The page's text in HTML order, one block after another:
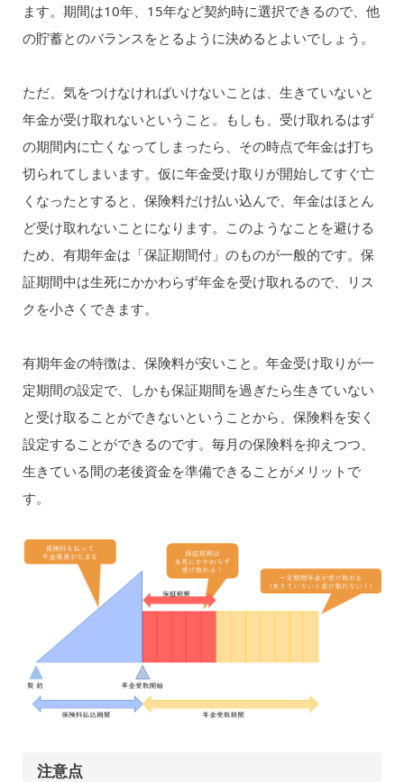
ます。期間は10年、15年など契約時に選択できるので、他
の貯蓄とのバランスをとるように決めるとよいでしょう。
ただ、気をつけなければいけないことは、生きていないと
年金が受け取れないということ。もしも、受け取れるはず
の期間内に亡くなってしまったら、その時点で年金は打ち
切られてしまいます。仮に年金受け取りが開始してすぐ亡
くなったとすると、保険料だけ払い込んで、年金はほとん
ど受け取れないことになります。このようなことを避ける
ため、有期年金は「保証期間付」のものが一般的です。保
証期間中は生死にかかわらず年金を受け取れるので、リス
クを小さくできます。
有期年金の特徴は、保険料が安いこと。年金受け取りが一
定期間の設定で、しかも保証期間を過ぎたら生きていない
と受け取ることができないということから、保険料を安く
設定することができるのです。毎月の保険料を抑えつつ、
生きている間の老後資金を準備できることがメリットで
す。
注意点